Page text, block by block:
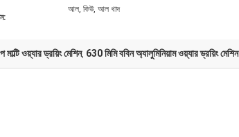
আল, কিউ, আল খাদ
ওয়্যার ড্রয়িং মেশিন, 630 মিমি ববিন অ্যালুমিনিয়াম ওয়্যার ড্রয়িং মেশিন